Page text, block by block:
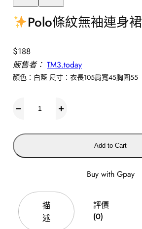
Polo條紋無袖連身裙
$188
販售者： TM3.today
顏色：白藍 尺寸：衣長105肩寬45胸圍55
o
條
連
身
Add to Cart
Buy with Gpay
描
述
評價
(0)